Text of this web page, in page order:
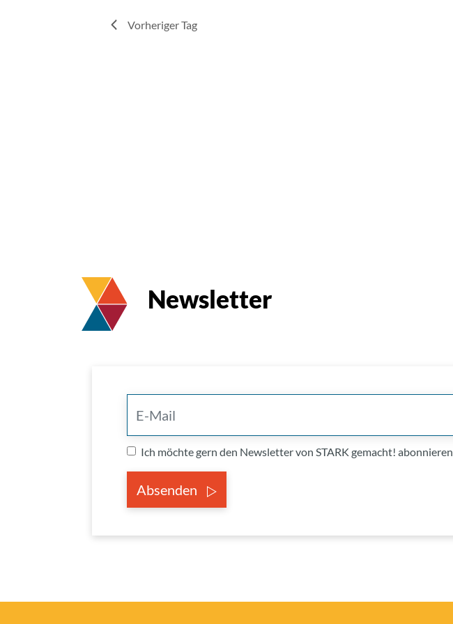
Vorheriger Tag
Newsletter
Ich möchte gern den Newsletter von STARK gemacht! abonnieren
Absenden